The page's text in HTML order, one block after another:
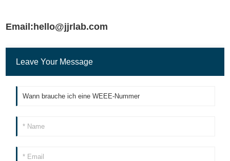
Email:hello@jjrlab.com
Leave Your Message